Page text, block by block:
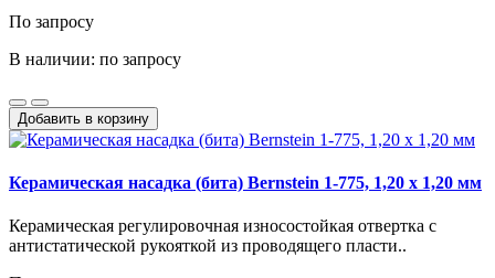
По запросу
В наличии: по запросу
Добавить в корзину
Керамическая насадка (бита) Bernstein 1-775, 1,20 x 1,20 мм
Керамическая регулировочная износостойкая отвертка с
антистатической рукояткой из проводящего пласти..